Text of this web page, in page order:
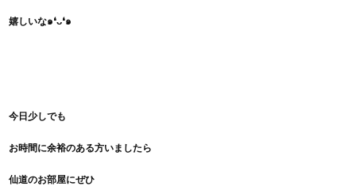
嬉しいな๑❛ᴗ❛๑
今日少しでも
お時間に余裕のある方いましたら
仙道のお部屋にぜひ